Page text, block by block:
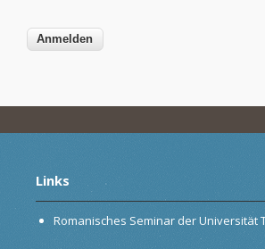
Links
Romanisches Seminar der Universität